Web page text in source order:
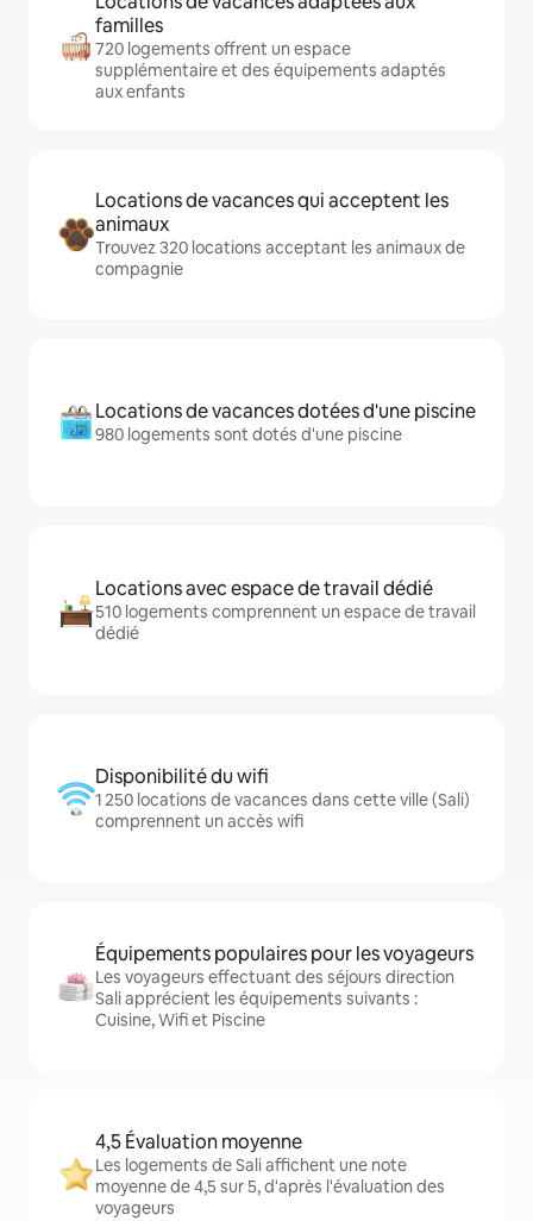
familles
720 logements offrent un espace
supplémentaire et des équipements adaptés
aux enfants
Locations de vacances qui acceptent les
animaux
Trouvez 320 locations acceptant les animaux de
compagnie
Locations de vacances dotées d'une piscine
980 logements sont dotés d'une piscine
Locations avec espace de travail dédié
510 logements comprennent un espace de travail
dédié
Disponibilité du wifi
1 250 locations de vacances dans cette ville (Sali)
comprennent un accès wifi
Équipements populaires pour les voyageurs
Les voyageurs effectuant des séjours direction
Sali apprécient les équipements suivants :
Cuisine, Wifi et Piscine
4,5 Évaluation moyenne
Les logements de Sali affichent une note
moyenne de 4,5 sur 5, d'après l'évaluation des
voyageurs